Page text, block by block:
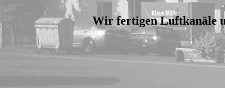
Wir fertigen Luftkanäle